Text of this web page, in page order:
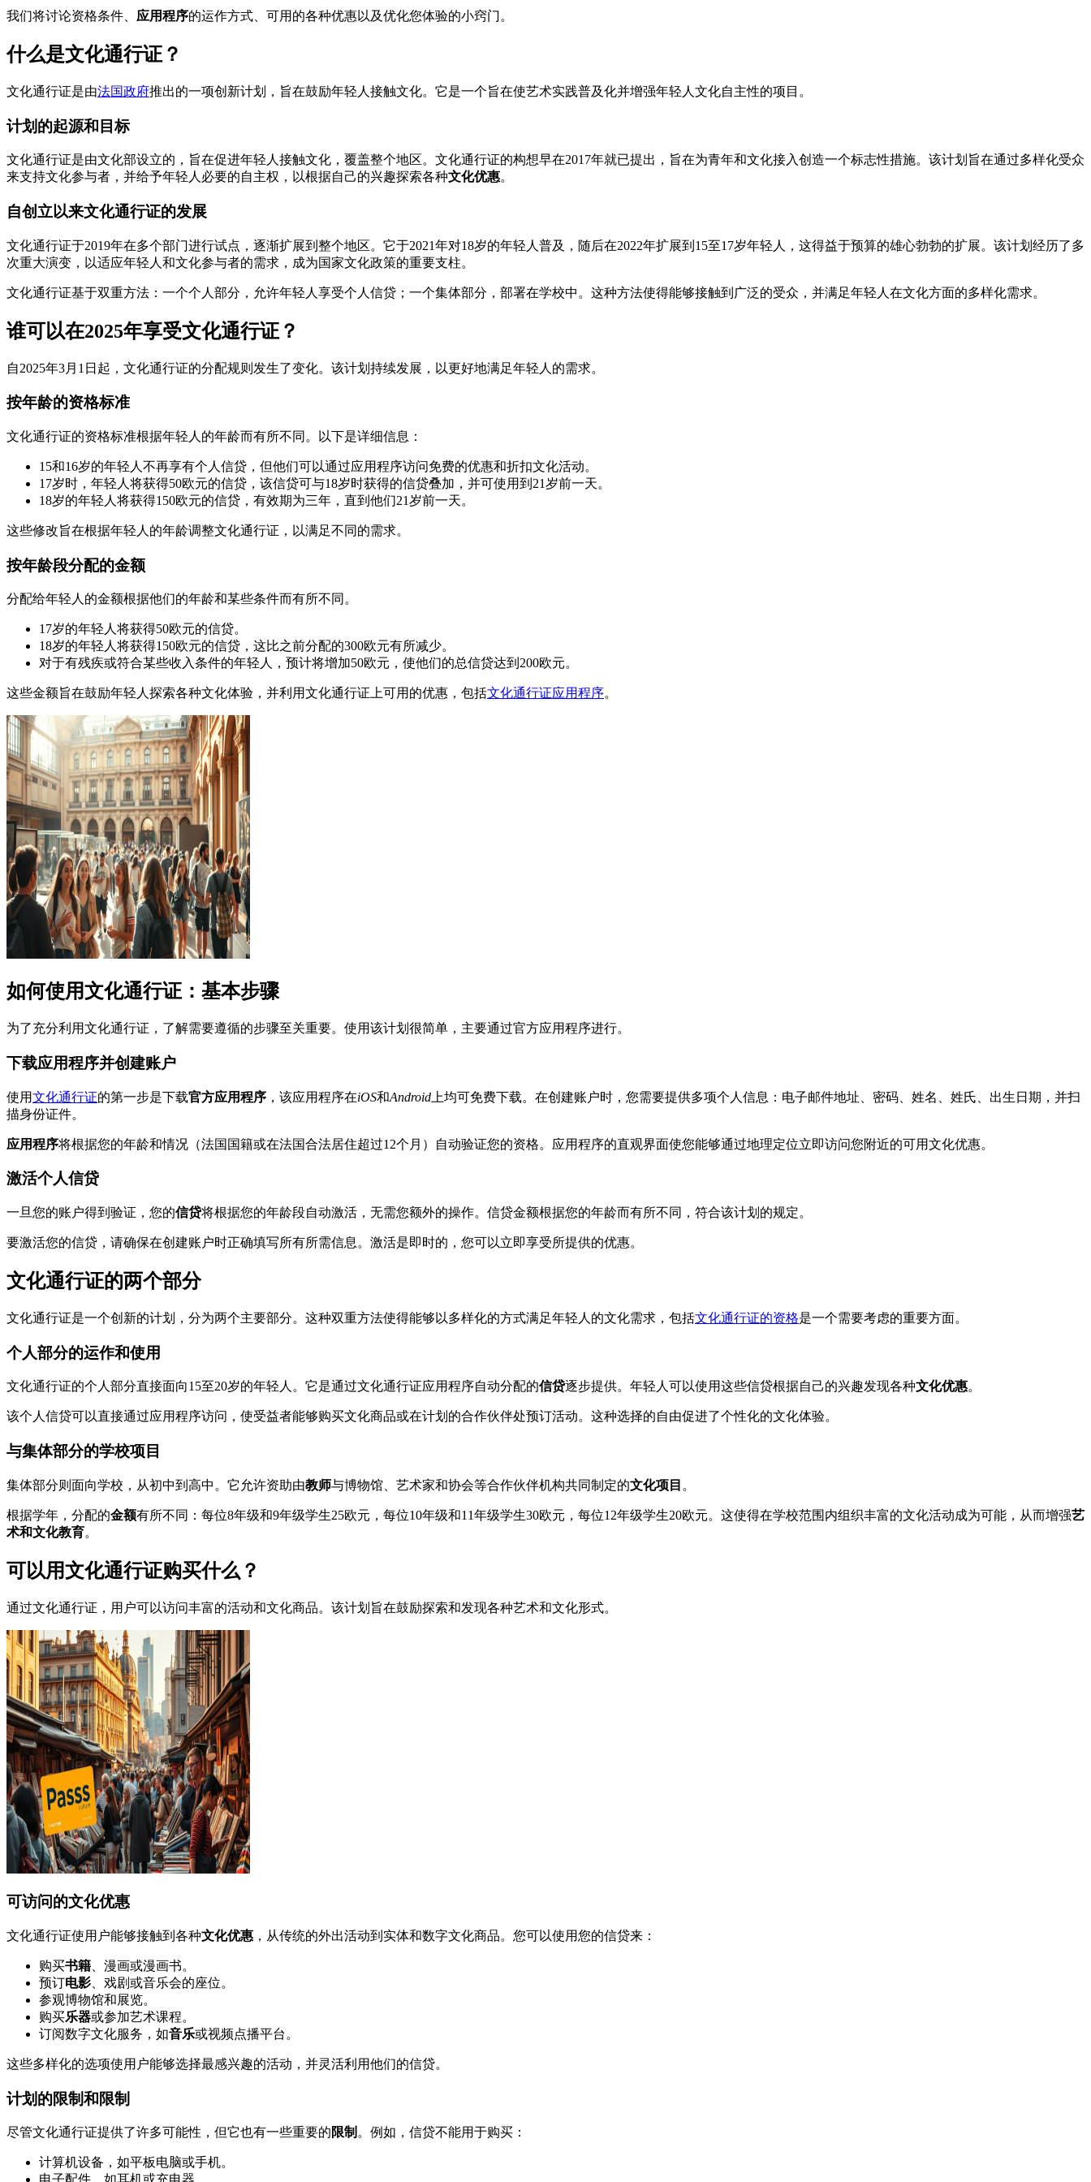
我们将讨论资格条件、 应用程序的运作方式、可用的各种优惠以及优化您体验的小窍门。
什么是文化通行证？
文化通行证是由法国政府推出的一项创新计划，旨在鼓励年轻人接触文化。它是一个旨在使艺术实践普及化并增强年轻人文化自主性的项目。
计划的起源和目标
文化通行证是由文化部设立的，旨在促进年轻人接触文化，覆盖整个地区。文化通行证的构想早在2017年就已提出，旨在为青年和文化接入创造一个标志性措施。该计划旨在通过多样化受众
来支持文化参与者，并给予年轻人必要的自主权，以根据自己的兴趣探索各种文化优惠。
自创立以来文化通行证的发展
文化通行证于2019年在多个部门进行试点，逐渐扩展到整个地区。它于2021年对18岁的年轻人普及，随后在2022年扩展到15至17岁年轻人，这得益于预算的雄心勃勃的扩展。该计划经历了多
次重大演变，以适应年轻人和文化参与者的需求，成为国家文化政策的重要支柱。
文化通行证基于双重方法：一个个人部分，允许年轻人享受个人信贷；一个集体部分，部署在学校中。这种方法使得能够接触到广泛的受众，并满足年轻人在文化方面的多样化需求。
谁可以在2025年享受文化通行证？
自2025年3月1日起，文化通行证的分配规则发生了变化。该计划持续发展，以更好地满足年轻人的需求。
按年龄的资格标准
文化通行证的资格标准根据年轻人的年龄而有所不同。以下是详细信息：
15和16岁的年轻人不再享有个人信贷，但他们可以通过应用程序访问免费的优惠和折扣文化活动。
17岁时，年轻人将获得50欧元的信贷，该信贷可与18岁时获得的信贷叠加，并可使用到21岁前一天。
18岁的年轻人将获得150欧元的信贷，有效期为三年，直到他们21岁前一天。
这些修改旨在根据年轻人的年龄调整文化通行证，以满足不同的需求。
按年龄段分配的金额
分配给年轻人的金额根据他们的年龄和某些条件而有所不同。
17岁的年轻人将获得50欧元的信贷。
18岁的年轻人将获得150欧元的信贷，这比之前分配的300欧元有所减少。
对于有残疾或符合某些收入条件的年轻人，预计将增加50欧元，使他们的总信贷达到200欧元。
这些金额旨在鼓励年轻人探索各种文化体验，并利用文化通行证上可用的优惠，包括文化通行证应用程序。
如何使用文化通行证：基本步骤
为了充分利用文化通行证，了解需要遵循的步骤至关重要。使用该计划很简单，主要通过官方应用程序进行。
下载应用程序并创建账户
使用文化通行证的第一步是下载官方应用程序 ，该应用程序在iOS和Android 上均可免费下载。在创建账户时，您需要提供多项个人信息：电子邮件地址、密码、姓名、姓氏、出生日期，并扫
描身份证件。
应用程序将根据您的年龄和情况（法国国籍或在法国合法居住超过12个月）自动验证您的资格。应用程序的直观界面使您能够通过地理定位立即访问您附近的可用文化优惠。
激活个人信贷
一旦您的账户得到验证，您的信贷将根据您的年龄段自动激活，无需您额外的操作。信贷金额根据您的年龄而有所不同，符合该计划的规定。
要激活您的信贷，请确保在创建账户时正确填写所有所需信息。激活是即时的，您可以立即享受所提供的优惠。
文化通行证的两个部分
文化通行证是一个创新的计划，分为两个主要部分。这种双重方法使得能够以多样化的方式满足年轻人的文化需求，包括文化通行证的资格是一个需要考虑的重要方面。
个人部分的运作和使用
文化通行证的个人部分直接面向15至20岁的年轻人。它是通过文化通行证应用程序自动分配的信贷逐步提供。年轻人可以使用这些信贷根据自己的兴趣发现各种文化优惠。
该个人信贷可以直接通过应用程序访问，使受益者能够购买文化商品或在计划的合作伙伴处预订活动。这种选择的自由促进了个性化的文化体验。
与集体部分的学校项目
集体部分则面向学校，从初中到高中。它允许资助由教师与博物馆、艺术家和协会等合作伙伴机构共同制定的文化项目 。
根据学年，分配的金额有所不同：每位8年级和9年级学生25欧元，每位10年级和11年级学生30欧元，每位12年级学生20欧元。这使得在学校范围内组织丰富的文化活动成为可能，从而增强艺
术和文化教育。
可以用文化通行证购买什么？
通过文化通行证，用户可以访问丰富的活动和文化商品。该计划旨在鼓励探索和发现各种艺术和文化形式。
可访问的文化优惠
文化通行证使用户能够接触到各种文化优惠 ，从传统的外出活动到实体和数字文化商品。您可以使用您的信贷来：
购买书籍 、漫画或漫画书。
预订电影 、戏剧或音乐会的座位。
参观博物馆和展览。
购买乐器或参加艺术课程。
订阅数字文化服务，如音乐或视频点播平台。
这些多样化的选项使用户能够选择最感兴趣的活动，并灵活利用他们的信贷。
计划的限制和限制
尽管文化通行证提供了许多可能性，但它也有一些重要的限制 。例如，信贷不能用于购买：
计算机设备，如平板电脑或手机。